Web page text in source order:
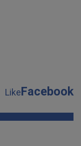
LikeFacebook